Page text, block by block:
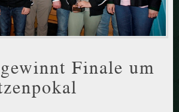
Finale um